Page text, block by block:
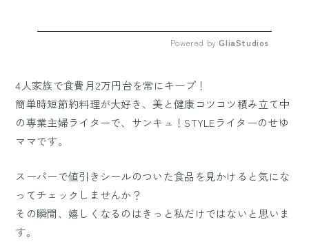
Powered by GliaStudios
4人家族で食費月2万円台を常にキープ！
簡単時短節約料理が大好き、美と健康コツコツ積み立て中
の専業主婦ライターで、サンキュ！STYLEライターのせゆ
ママです。
スーパーで値引きシールのついた食品を見かけると気にな
ってチェックしませんか？
その瞬間、嬉しくなるのはきっと私だけではないと思いま
す。